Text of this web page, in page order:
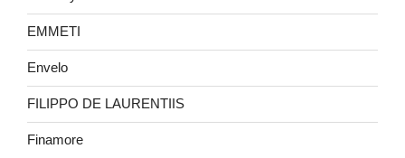
EMMETI
Envelo
FILIPPO DE LAURENTIIS
Finamore